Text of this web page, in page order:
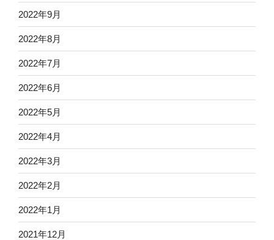
2022年9月
2022年8月
2022年7月
2022年6月
2022年5月
2022年4月
2022年3月
2022年2月
2022年1月
2021年12月